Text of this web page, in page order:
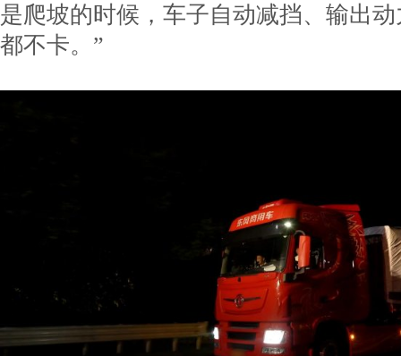
是爬坡的时候，车子自动减挡、输出
都不卡。”